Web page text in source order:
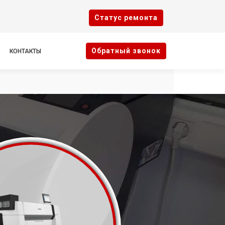
Cтатус ремонта
КОНТАКТЫ Oбратный звонок